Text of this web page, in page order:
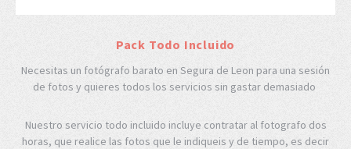
Pack Todo Incluido
Necesitas un fotógrafo barato en Segura de Leon para una sesión
de fotos y quieres todos los servicios sin gastar demasiado
Nuestro servicio todo incluido incluye contratar al fotografo dos
horas, que realice las fotos que le indiqueis y de tiempo, es decir